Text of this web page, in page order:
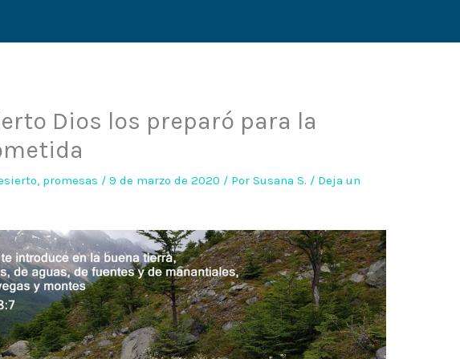
Dios los preparó para la
, promesas /9 de marzo de 2020 / PorSusana S. / Deja un